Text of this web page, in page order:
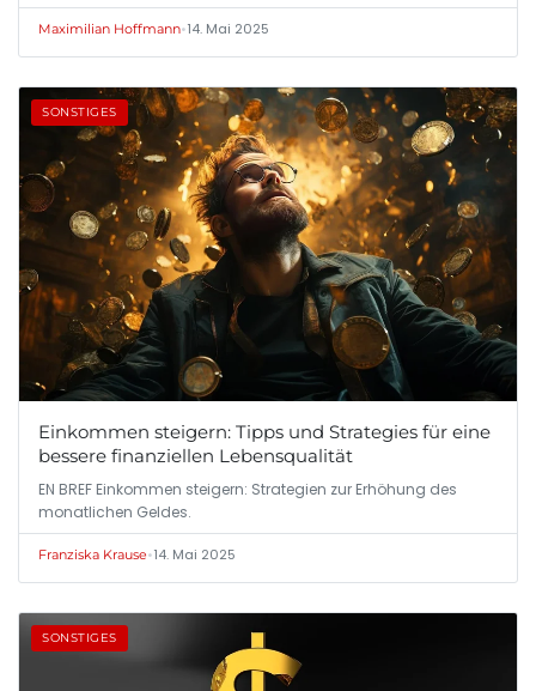
Maximilian Hoffmann•14. Mai 2025
SONSTIGES
Einkommen steigern: Tipps und Strategies für eine
bessere finanziellen Lebensqualität
EN BREF Einkommen steigern: Strategien zur Erhöhung des
monatlichen Geldes.
Franziska Krause•14. Mai 2025
SONSTIGES